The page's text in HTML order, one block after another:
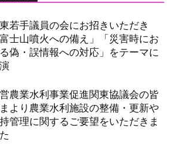
若手議員の会にお招きいただき
富士山噴火への備え」「災害時にお
偽・誤情報への対応」をテーマに
農業水利事業促進関東協議会の皆
より農業水利施設の整備・更新や
管理に関するご要望をいただきま